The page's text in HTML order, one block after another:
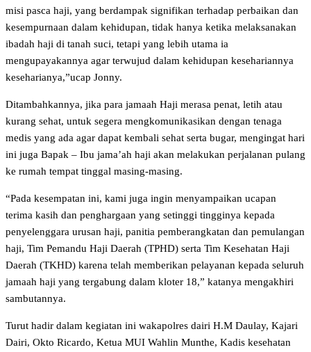
misi pasca haji, yang berdampak signifikan terhadap perbaikan dan
kesempurnaan dalam kehidupan, tidak hanya ketika melaksanakan
ibadah haji di tanah suci, tetapi yang lebih utama ia
mengupayakannya agar terwujud dalam kehidupan kesehariannya
keseharianya,”ucap Jonny.
Ditambahkannya, jika para jamaah Haji merasa penat, letih atau
kurang sehat, untuk segera mengkomunikasikan dengan tenaga
medis yang ada agar dapat kembali sehat serta bugar, mengingat hari
ini juga Bapak – Ibu jama’ah haji akan melakukan perjalanan pulang
ke rumah tempat tinggal masing-masing.
“Pada kesempatan ini, kami juga ingin menyampaikan ucapan
terima kasih dan penghargaan yang setinggi tingginya kepada
penyelenggara urusan haji, panitia pemberangkatan dan pemulangan
haji, Tim Pemandu Haji Daerah (TPHD) serta Tim Kesehatan Haji
Daerah (TKHD) karena telah memberikan pelayanan kepada seluruh
jamaah haji yang tergabung dalam kloter 18,” katanya mengakhiri
sambutannya.
Turut hadir dalam kegiatan ini wakapolres dairi H.M Daulay, Kajari
Dairi, Okto Ricardo, Ketua MUI Wahlin Munthe, Kadis kesehatan